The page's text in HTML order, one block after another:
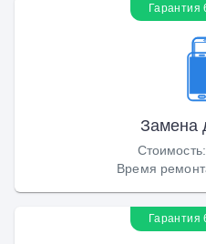
Гарантия
Замена
Стоимость
Время
Гарантия